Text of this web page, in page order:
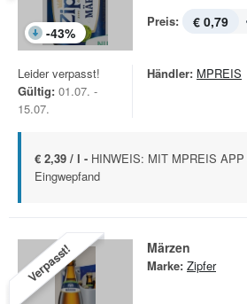
-43%
Preis: € 0,79
Leider verpasst!
Gültig: 01.07. -
15.07.
Händler: MPREIS
€ 2,39 / l - HINWEIS: MIT MPREIS
Eingwepfand
Verpasst! Märzen
Marke: Zipfer